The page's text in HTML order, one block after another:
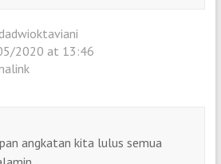
2020 at 13:46
angkatan kita lulus semua